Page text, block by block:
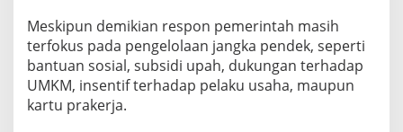
Meskipun demikian respon pemerintah masih
terfokus pada pengelolaan jangka pendek, seperti
bantuan sosial, subsidi upah, dukungan terhadap
UMKM, insentif terhadap pelaku usaha, maupun
kartu prakerja.